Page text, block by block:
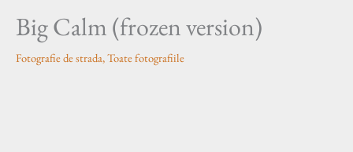
Big Calm (frozen version)
Fotografie de strada,Toate fotografiile